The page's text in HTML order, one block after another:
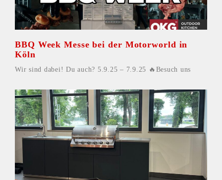
BBQ Week Messe bei der Motorworld in
Köln
Wir sind dabei! Du auch? 5.9.25 – 7.9.25 🔥Besuch uns